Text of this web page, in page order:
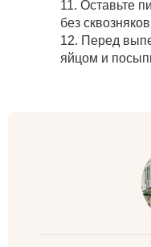
11. Оставьте
без
12. Перед
яйцом и